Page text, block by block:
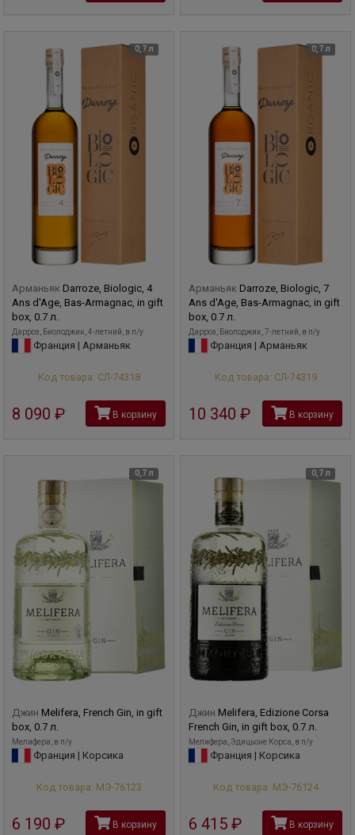
0,7 л
Арманьяк Darroze, Biologic, 4
Ans d'Age, Bas-Armagnac, in gift
box, 0.7 л.
Дарроз, Биолоджик, 4-летний, в п/у
Франция | Арманьяк
Код товара: СЛ-74318
8 090 руб В корзину
0,7 л
Арманьяк Darroze, Biologic, 7
Ans d'Age, Bas-Armagnac, in gift
box, 0.7 л.
Дарроз, Биолоджик, 7-летний, в п/у
Франция | Арманьяк
Код товара: СЛ-74319
10 340 рубВ корзину
0,7 л
Джин Melifera, French Gin, in gift
box, 0.7 л.
Мелифера, в п/у
Франция | Корсика
Код товара: МЭ-76123
6 190 руб В корзину
0,7 л
Джин Melifera, Edizione Corsa
French Gin, in gift box, 0.7 л.
Мелифера, Эдицьоне Корса, в п/у
Франция | Корсика
Код товара: МЭ-76124
6 415 руб В корзину